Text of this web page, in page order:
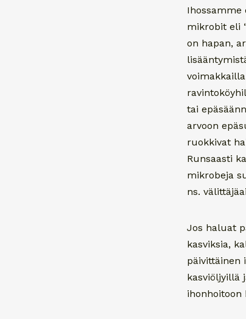
mikrobit eli
on hapan,
tai
arvoon
ruokkivat
Runsaasti
mikrobeja
ns.
Jos haluat
kasviksia,
päivittäinen
kasviöljyillä